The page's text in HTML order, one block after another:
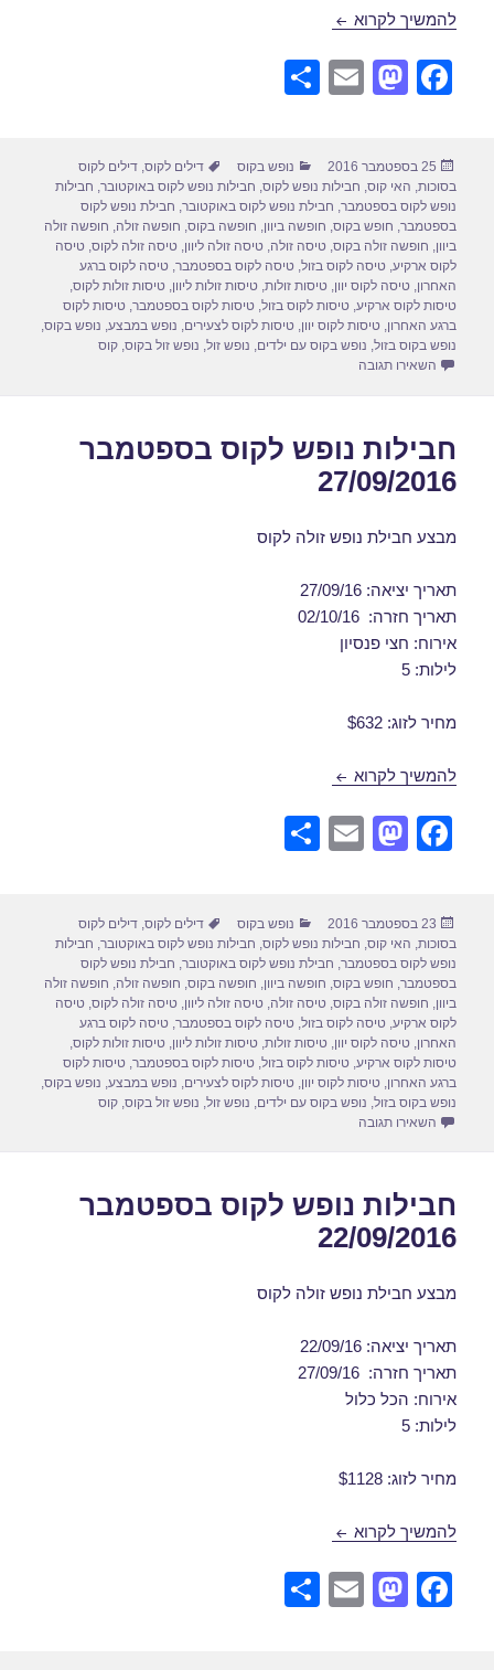
להמשיך לקרוא חבילות נופש לקוס באוקטובר 04/10/2016
F
e
b
o
o
k
M
o
d
o
n
E
e
פורסם
בתאריך
25 בספטמבר 2016 קטגוריות
נופש בקוס תגיות
דילים לקוס,דילים לקוס
בסוכות, האי קוס, חבילות נופש לקוס, חבילות נופש לקוס באוקטובר, חבילות
נופש לקוס בספטמבר, חבילת נופש לקוס באוקטובר, חבילת נופש לקוס
בספטמבר, חופש בקוס, חופשה ביוון, חופשה בקוס, חופשה זולה, חופשה זולה
ביוון, חופשה זולה בקוס,טיסה זולה,טיסה זולה ליוון,טיסה זולה לקוס,טיסה
לקוס ארקיע,טיסה לקוס בזול,טיסה לקוס בספטמבר,טיסה לקוס ברגע
האחרון,טיסה לקוס יוון,טיסות זולות,טיסות זולות ליוון,טיסות זולות לקוס,
טיסות לקוס ארקיע,טיסות לקוס בזול,טיסות לקוס בספטמבר,טיסות לקוס
ברגע האחרון,טיסות לקוס יוון,טיסות לקוס לצעירים, נופש במבצע, נופש בקוס,
נופש בקוס בזול, נופש בקוס עם ילדים, נופש זול, נופש זול בקוס,קוס
השאירו תגובה
חבילות נופש לקוס בספטמבר
27/09/2016
מבצע חבילת נופש זולה לקוס
תאריך יציאה: 27/09/16
תאריך חזרה: 02/10/16
אירוח: חצי פנסיון
לילות: 5
מחיר לזוג: $632
להמשיך לקרוא חבילות נופש לקוס בספטמבר 27/09/2016
F
e
b
o
o
k
M
o
d
o
n
E
e
פורסם
בתאריך
23 בספטמבר 2016 קטגוריות
נופש בקוס תגיות
דילים לקוס ,דילים לקוס
בסוכות האי קוס חבילות נופש לקוס חבילות נופש לקוס באוקטובר חבילות
נופש לקוס בספטמבר חבילת נופש לקוס באוקטובר חבילת נופש לקוס
בספטמבר חופש בקוס חופשה ביוון חופשה בקוס חופשה זולה חופשה זולה
ביוון חופשה זולה בקוס ,טיסה זולה ,טיסה זולה ליוון ,טיסה זולה לקוס ,טיסה
לקוס ארקיע ,טיסה לקוס בזול ,טיסה לקוס בספטמבר ,טיסה לקוס ברגע
האחרון ,טיסה לקוס יוון ,טיסות זולות ,טיסות זולות ליוון ,טיסות זולות לקוס
טיסות לקוס ארקיע ,טיסות לקוס בזול ,טיסות לקוס בספטמבר ,טיסות לקוס
ברגע האחרון ,טיסות לקוס יוון ,טיסות לקוס לצעירים נופש במבצע נופש בקוס
נופש בקוס בזול נופש בקוס עם ילדים נופש זול נופש זול בקוס ,קוס
השאירו תגובה
חבילות נופש לקוס בספטמבר
22/09/2016
מבצע חבילת נופש זולה לקוס
תאריך יציאה: 22/09/16
תאריך חזרה: 27/09/16
אירוח: הכל כלול
לילות: 5
מחיר לזוג: $1128
להמשיך לקרוא חבילות נופש לקוס בספטמבר 22/09/2016
F
M
E